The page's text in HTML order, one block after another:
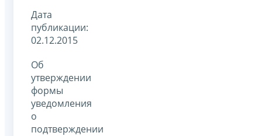
Дата
публикации:
02.12.2015
Об
утверждении
формы
уведомления
о
подтверждении